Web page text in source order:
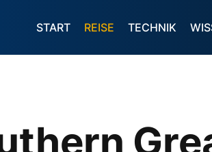
START REISE TECHNIK